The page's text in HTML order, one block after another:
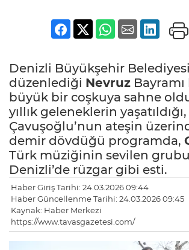
Denizli Büyükşehir
düzenlediği Nevruz
büyük bir coşkuya sahne
yıllık geleneklerin
Çavuşoğlu’nun ateşin
demir dövdüğü programda,
Türk müziğinin sevilen
Denizli’de rüzgar gibi esti.
Haber Giriş Tarihi: 24.03.2026 09:44
Haber Güncellenme Tarihi: 24.03.2026 09:45
Kaynak: Haber Merkezi
https://www.tavasgazetesi.com/